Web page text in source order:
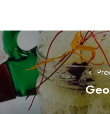
Navegación
de
entradas